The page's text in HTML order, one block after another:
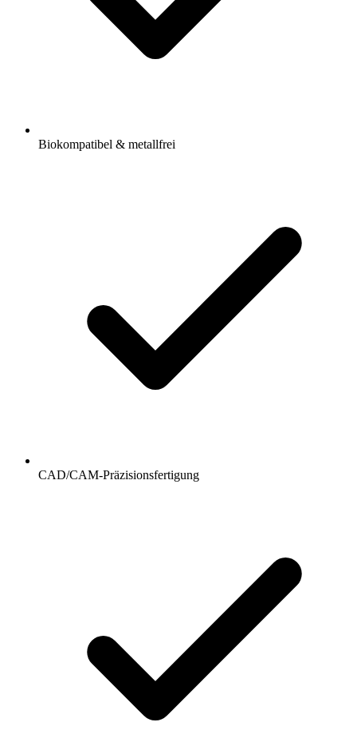
Biokompatibel & metallfrei
CAD/CAM-Präzisionsfertigung